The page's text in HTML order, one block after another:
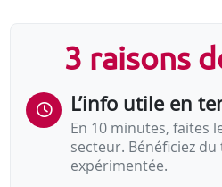
Il est conclu pour une
• les congés payés,
• le travail de nuit.
Les dispositions de l’accord…
3 raisons
L’info utile en
En 10 minutes, faites
secteur. Bénéficiez
expérimentée.